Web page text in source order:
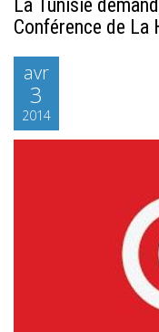
La Tunisie
Conférence de La
avr
3
2014